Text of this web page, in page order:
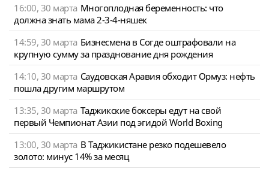
16:00, 30 марта Многоплодная беременность: что
должна знать мама 2-3-4-няшек
14:59, 30 марта Бизнесмена в Согде оштрафовали на
крупную сумму за празднование дня рождения
14:10, 30 марта Саудовская Аравия обходит Ормуз: нефть
пошла другим маршрутом
13:35, 30 марта Таджикские боксеры едут на свой
первый Чемпионат Азии под эгидой World Boxing
13:00, 30 марта В Таджикистане резко подешевело
золото: минус 14% за месяц